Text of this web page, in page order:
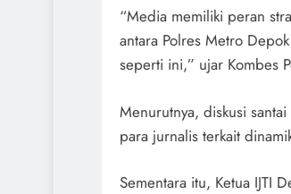
“Media memiliki peran
antara Polres Metro
seperti ini,” ujar Kombes
Menurutnya, diskusi
para jurnalis terkait
Sementara itu, Ketua IJTI